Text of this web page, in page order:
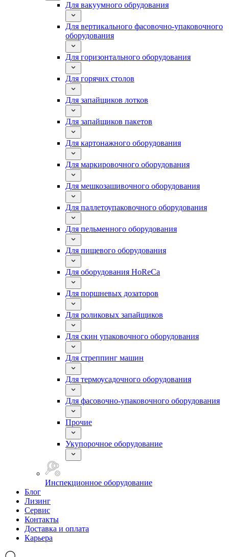
Для вакуумного обрудования
Для вертикального фасовочно-упаковочного
оборудования
Для горизонтального оборудования
Для горячих столов
Для запайщиков лотков
Для запайщиков пакетов
Для картонажного оборудования
Для маркировочного оборудования
Для мешкозашивочного оборудования
Для паллетоупаковочного оборудования
Для пельменного оборудования
Для пищевого оборудования
Для оборудования HoReCa
Для поршневых дозаторов
Для роликовых запайщиков
Для скин упаковочного оборудования
Для стреппинг машин
Для термоусадочного оборудования
Для фасовочно-упаковочного оборудования
Прочие
Укупорочное оборудование
Инспекционное оборудование
Блог
Лизинг
Сервис
Контакты
Доставка и оплата
Карьера